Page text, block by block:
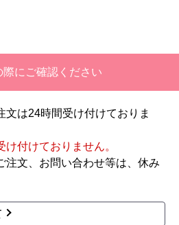
際にご確認ください
文は24時間受け付けておりま
付けておりません。
文、お問い合わせ等は、休み